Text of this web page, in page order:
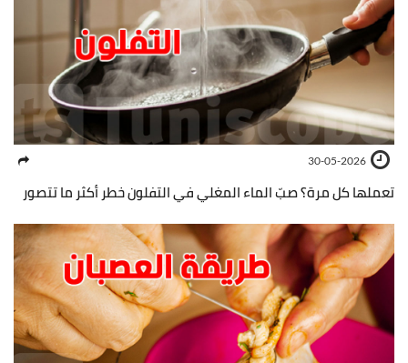
30-05-2026
تعملها كل مرة؟ صبّ الماء المغلي في التفلون خطر أكثر ما تتصور